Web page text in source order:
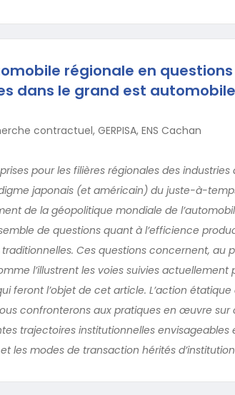
régionale en questions
dans le grand est
contractuel, GERPISA, ENS Cachan
pour les filières régionales des
japonais (et américain) du juste-à-
de la géopolitique mondiale de
de questions quant à l’efficience
Ces questions concernent, au
l’illustrent les voies suivies actuellement
feront l’objet de cet article. L’action étatique
confronterons aux pratiques en œuvre sur
trajectoires institutionnelles envisageables
les modes de transaction hérités